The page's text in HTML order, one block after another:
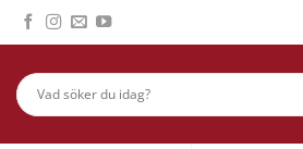
Skip
to